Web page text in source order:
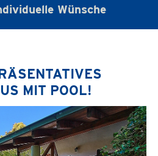
Wünsche
MIT POOL!